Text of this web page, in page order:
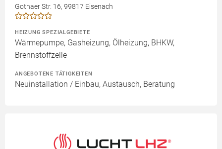
Gothaer Str. 16, 99817 Eisenach
HEIZUNG SPEZIALGEBIETE
Wärmepumpe, Gasheizung, Ölheizung, BHKW,
Brennstoffzelle
ANGEBOTENE TÄTIGKEITEN
Neuinstallation / Einbau, Austausch, Beratung